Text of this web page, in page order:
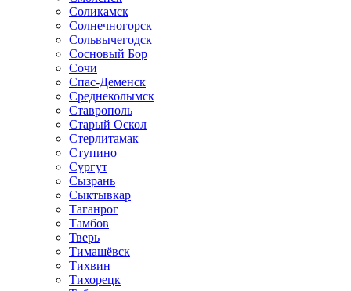
Соликамск
Солнечногорск
Сольвычегодск
Сосновый Бор
Сочи
Спас-Деменск
Среднеколымск
Ставрополь
Старый Оскол
Стерлитамак
Ступино
Сургут
Сызрань
Сыктывкар
Таганрог
Тамбов
Тверь
Тимашёвск
Тихвин
Тихорецк